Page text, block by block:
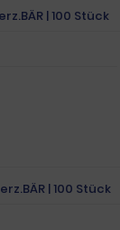
| 100 Stück
| 100 Stück